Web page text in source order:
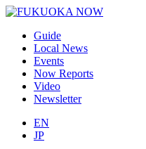
Guide
Local News
Events
Now Reports
Video
Newsletter
EN
JP